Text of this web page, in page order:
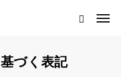
づく表記